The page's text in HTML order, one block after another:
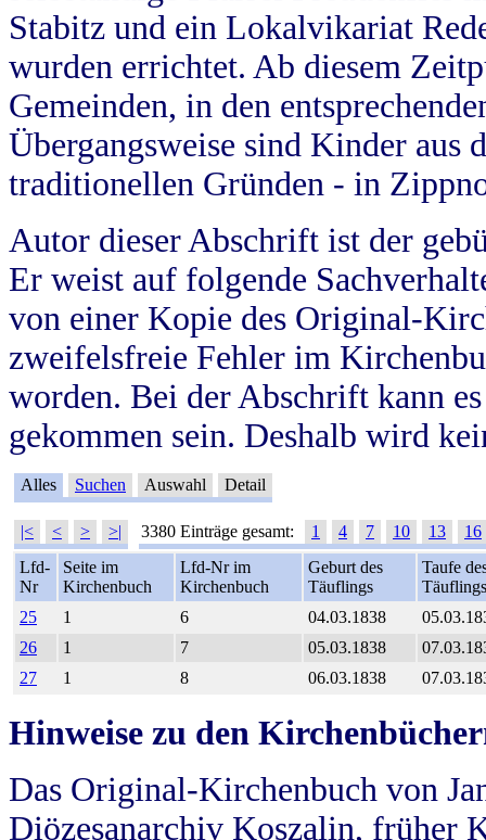
Stabitz und ein Lokalvikariat
wurden errichtet. Ab diesem
Gemeinden, in den
Übergangsweise sind Kinder aus
traditionellen Gründen - in
Autor dieser Abschrift ist der
Er weist auf folgende
von einer Kopie des Original-
zweifelsfreie Fehler im
worden. Bei der Abschrift kann
gekommen sein. Deshalb wird
Alles Suchen Auswahl Detail
|< < > >| 3380 Einträge gesamt: 1 4 7 10 13
16
Lfd-
Nr
Seite im
Kirchenbuch
Lfd-Nr im
Kirchenbuch
Geburt des
Täuflings
Taufe
Täuflings
25
1 6 04.03.1838
26
1 7 05.03.1838
27
1 8 06.03.1838
Hinweise zu den
Das Original-Kirchenbuch von
Diözesanarchiv Koszalin, früher